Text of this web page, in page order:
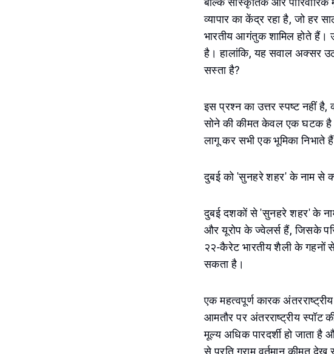
व्यापार का केंद्र रहा है, जो हर
भारतीय आगंतुक शामिल होते हैं।
है। हालांकि, यह सवाल अक्सर
सस्ता है?
इस प्रश्न का उत्तर स्पष्ट नहीं
सोने की कीमत केवल एक घटक है।
लागू कर सभी एक भूमिका निभाते
दुबई को 'सुनहरे शहर' के नाम से
दुबई दशकों से 'सुनहरे शहर' के
और यूरोप के ज्वेलर्स हैं, जिसके
२२-कैरेट भारतीय शैली के गहनों
सकता है।
एक महत्वपूर्ण कारक
आमतौर पर अंतरराष्ट्रीय स्पॉट
मूल्य अधिक पारदर्शी हो जाता है
से प्रति ग्राम वर्तमान कीमत